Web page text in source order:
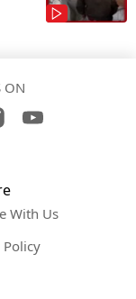
ON
With Us
Policy